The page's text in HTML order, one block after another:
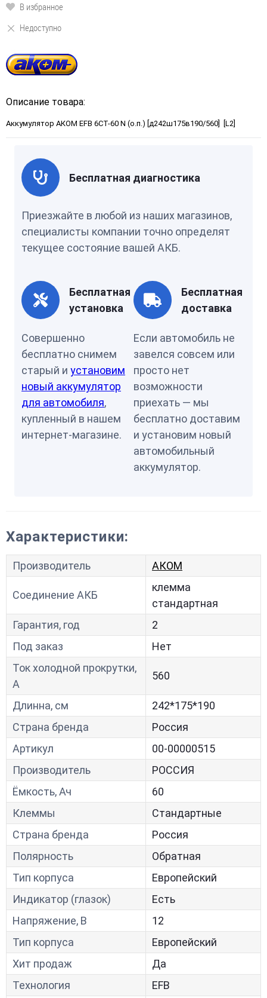
В избранное
Недоступно
Описание товара:
Аккумулятор АКОМ EFB 6СТ-60 N (о.п.) [д242ш175в190/560] [L2]
Бесплатная диагностика
Приезжайте в любой из наших магазинов,
специалисты компании точно определят
текущее состояние вашей АКБ.
Бесплатная
установка
Совершенно
бесплатно снимем
старый и установим
новый аккумулятор
для автомобиля,
купленный в нашем
интернет-магазине.
Бесплатная
доставка
Если автомобиль не
завелся совсем или
просто нет
возможности
приехать — мы
бесплатно доставим
и установим новый
автомобильный
аккумулятор.
Характеристики:
Производитель АКОМ
Соединение АКБ
клемма
стандартная
Гарантия, год
2
Под заказ
Нет
Ток холодной прокрутки,
A
560
Длинна, см
242*175*190
Страна бренда
Россия
Артикул
00-00000515
Производитель
РОССИЯ
Ёмкость, Ач
60
Клеммы
Стандартные
Страна бренда
Россия
Полярность
Обратная
Тип корпуса
Европейский
Индикатор (глазок)
Есть
Напряжение, В
12
Тип корпуса
Европейский
Хит продаж
Да
Технология
EFB